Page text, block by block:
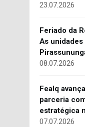
23.07.2026
Feriado da
As
08.07.2026
Fealq
parceria
estratégica
07.07.2026